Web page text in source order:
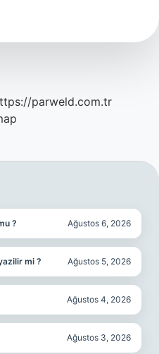
parweld.com.tr
? Ağustos 6, 2026
mi ? Ağustos 5, 2026
Ağustos 4, 2026
Ağustos 3, 2026